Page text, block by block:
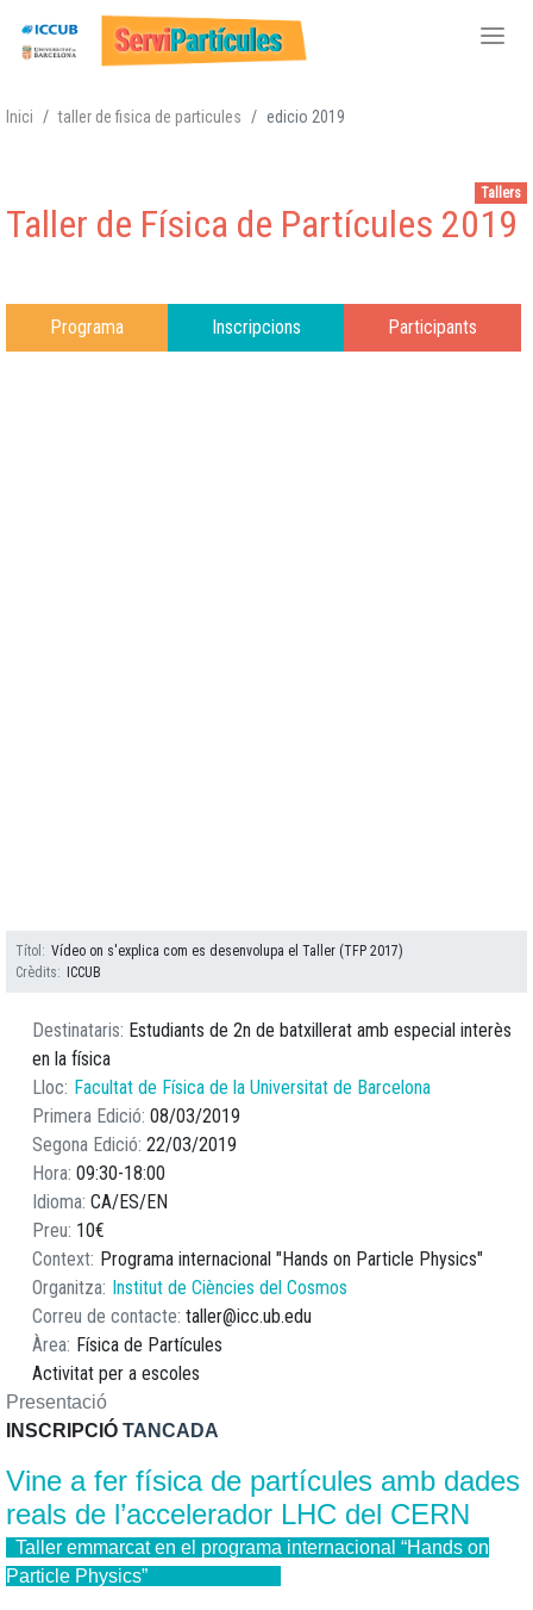
Vés
Inici taller de fisica de particules edicio 2019
Tallers
Taller de Física de Partícules 2019
Programa Inscripcions Participants
Títol
Vídeo on s'explica com es desenvolupa el Taller (TFP 2017)
Crèdits
ICCUB
Destinataris Estudiants de 2n de batxillerat amb especial interès
en la física
Lloc
Facultat de Física de la Universitat de Barcelona
Primera Edició 08/03/2019
Segona Edició 22/03/2019
Hora 09:30 18:00
Idioma CA ES EN
Preu 10€
Context Programa internacional "Hands on Particle Physics"
Organitza
Institut de Ciències del Cosmos
Correu de contacte taller@icc.ub.edu
Àrea Física de Partícules
Activitat per a escoles
Presentació
INSCRIPCIÓ TANCADA
Vine a fer física de partícules amb dades
reals de l’accelerador LHC del CERN
Taller emmarcat en el programa internacional “Hands on
Particle Physics”